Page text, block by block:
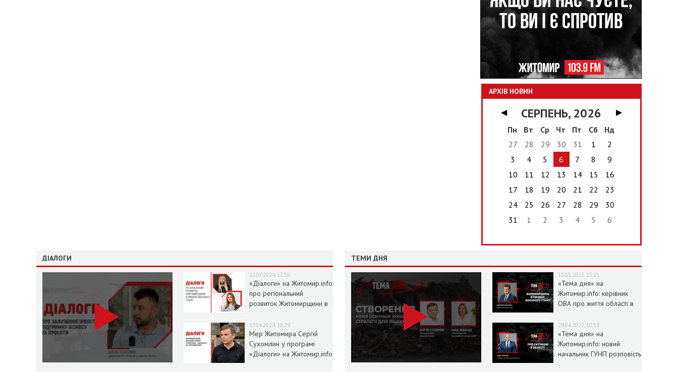
АРХІВ НОВИН
◀ СЕРПЕНЬ, 2026
▶
Пн
Вт Ср Чт Пт Сб
Нд
27
28 29 30 31 1
2
3
4 5 6 7 8
9
10
11 12 13 14 15
16
17
18 19 20 21 22
23
24
25 26 27 28 29
30
31
1 2 3 4 5 6
ДІАЛОГИ
12.07.2024, 12:36
«Діалоги» на Житомир.info
про регіональний
розвиток Житомирщини в
17.04.2024, 10:29
Мер Житомира Сергій
Сухомлин у програмі
«Діалоги» на Житомир.info
ТЕМИ ДНЯ
13.05.2022, 13:25
«Тема дня» на
Житомир.info: керівник
ОВА про життя області в
29.04.2022, 10:59
«Тема дня» на
Житомир.info: новий
начальник ГУНП розповість